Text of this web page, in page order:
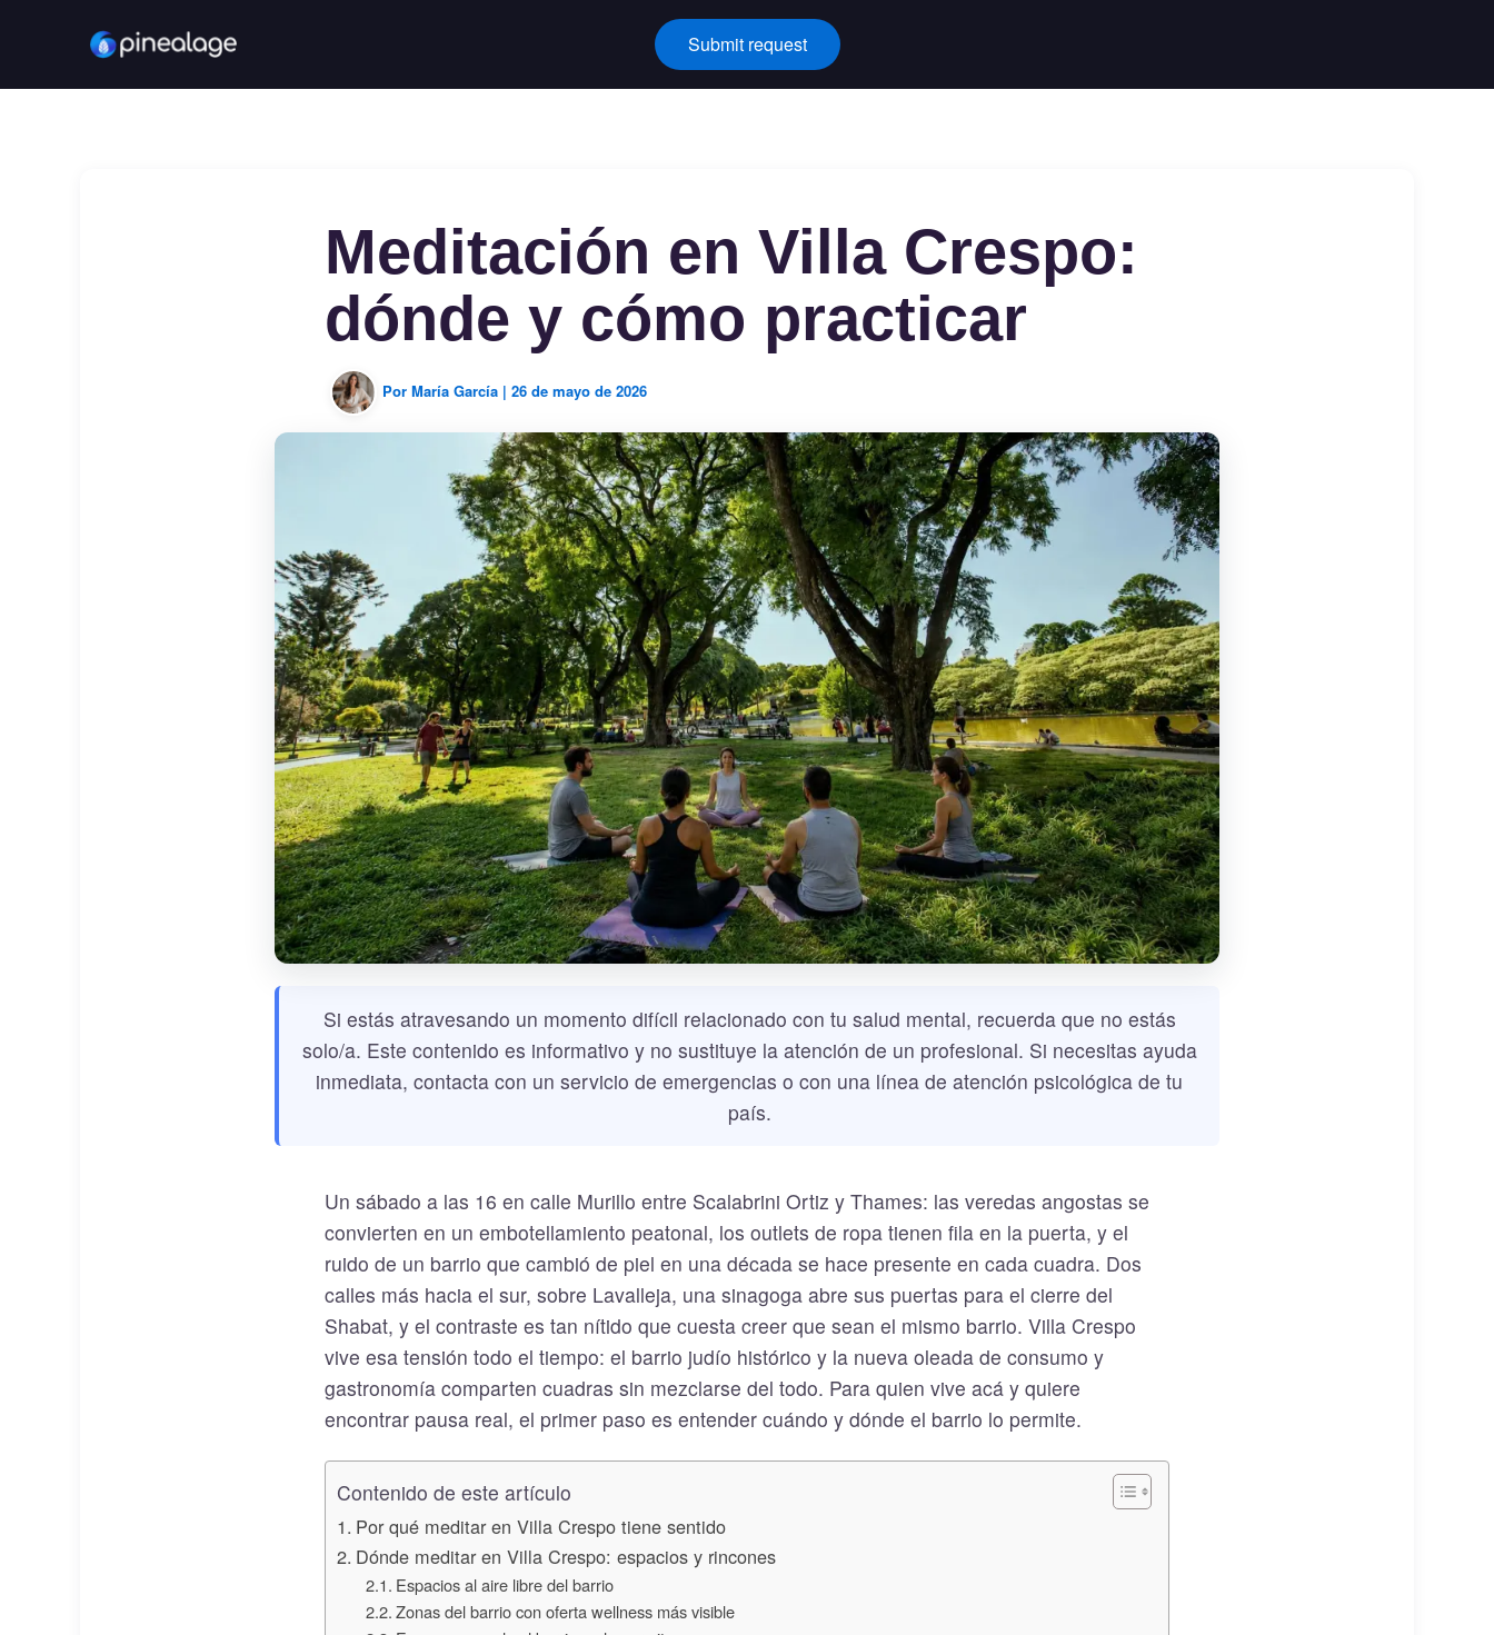
contenido
Submit request
Meditación en Villa Crespo:
dónde y cómo practicar
Por María García | 26 de mayo de 2026
Si estás atravesando un momento difícil relacionado con tu salud mental, recuerda que no estás
solo/a. Este contenido es informativo y no sustituye la atención de un profesional. Si necesitas ayuda
inmediata, contacta con un servicio de emergencias o con una línea de atención psicológica de tu
país.
Un sábado a las 16 en calle Murillo entre Scalabrini Ortiz y Thames: las veredas angostas se
convierten en un embotellamiento peatonal, los outlets de ropa tienen fila en la puerta, y el
ruido de un barrio que cambió de piel en una década se hace presente en cada cuadra. Dos
calles más hacia el sur, sobre Lavalleja, una sinagoga abre sus puertas para el cierre del
Shabat, y el contraste es tan nítido que cuesta creer que sean el mismo barrio. Villa Crespo
vive esa tensión todo el tiempo: el barrio judío histórico y la nueva oleada de consumo y
gastronomía comparten cuadras sin mezclarse del todo. Para quien vive acá y quiere
encontrar pausa real, el primer paso es entender cuándo y dónde el barrio lo permite.
Contenido de este artículo
Por qué meditar en Villa Crespo tiene sentido
Dónde meditar en Villa Crespo: espacios y rincones
Espacios al aire libre del barrio
Zonas del barrio con oferta wellness más visible